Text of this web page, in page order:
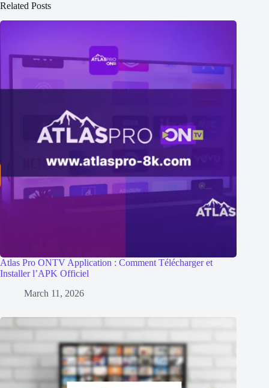
Related Posts
Atlas Pro ONTV Application : Comment Télécharger et
Installer l’APK Officiel
March 11, 2026